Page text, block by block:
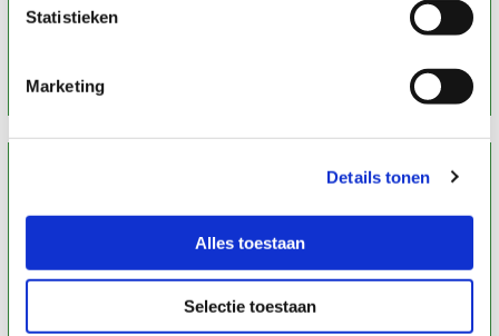
Statistieken
Marketing
Details tonen
Alles toestaan
Selectie toestaan